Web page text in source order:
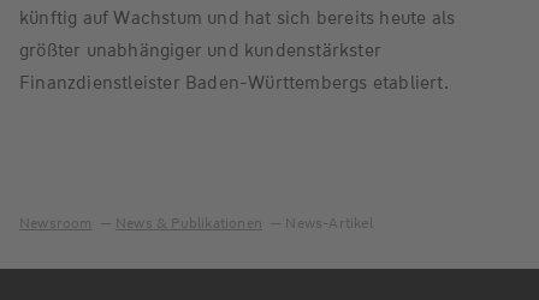
künftig auf Wachstum und hat sich bereits heute als
größter unabhängiger und kundenstärkster
Finanzdienstleister Baden-Württembergs etabliert.
Newsroom News & Publikationen News-Artikel